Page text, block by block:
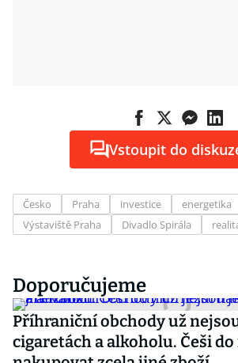
Vstoupit do
Česko Praha investice energetika
Výstaviště Praha
Divadlo Spirála
Doporučujeme
Příhraniční obchody už
cigaretách a alkoholu. Češi